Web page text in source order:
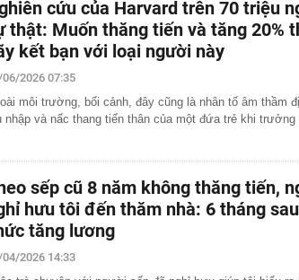
khám xét nơi ở của Ngô Thùy Linh SN 1979 liên quan
7 tỷ đồng
danh tính trọng tài bắt trận Việt Nam - Campuchia
tay chuỗi 30 siêu thị, chấp nhận mất 'mỏ vàng'
quả XSMB hôm nay thứ bảy ngày 8/8/2026
của Phùn Thị Thủy SN 1988, phát hiện loạt bao tải
nghi: Lời khai của chủ kho hé lộ điều gì?
cứu của Harvard trên 70 triệu
thật: Muốn thăng tiến và tăng 20%
kết bạn với loại người này
2026 07:35
môi trường, bối cảnh, đây cũng là nhân tố âm thầm
nhập và nấc thang tiến thân của một đứa trẻ khi trưởng
sếp cũ 8 năm không thăng tiến,
hưu tôi đến thăm nhà: 6 tháng
tăng lương
2026 14:33